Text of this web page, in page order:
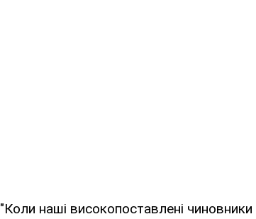
"Коли наші високопоставлені